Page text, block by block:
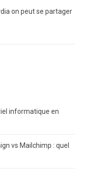
on peut se partager
informatique en
vs Mailchimp : quel